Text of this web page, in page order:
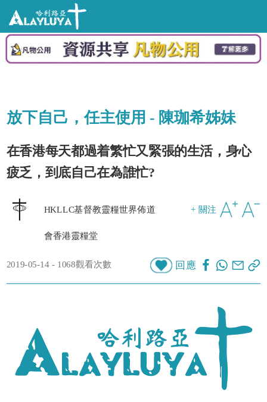
放下自己，任主使用 - 陳珈希姊妹
在香港每天都過着繁忙又緊張的生活，身心
疲乏，到底自己在為誰忙?
+ 關注
HKLLC基督教靈糧世界佈道
會香港靈糧堂
2019-05-14 - 1068觀看次數 回應